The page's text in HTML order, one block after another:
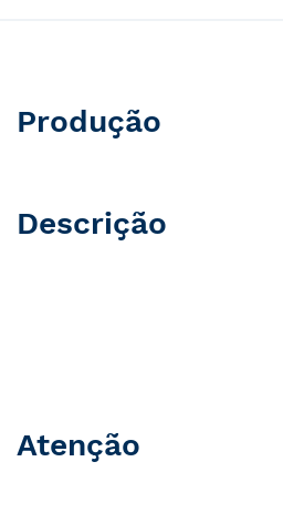
Produção
Descrição
Atenção